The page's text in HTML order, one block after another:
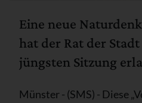
Eine neue
hat der Rat der
jüngsten Sitzung
Münster - (SMS) - Diese